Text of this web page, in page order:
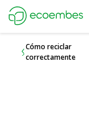
Cómo reciclar
correctamente